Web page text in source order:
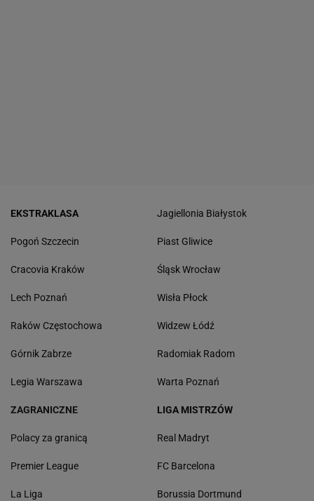
EKSTRAKLASA
Pogoń Szczecin
Cracovia Kraków
Lech Poznań
Raków Częstochowa
Górnik Zabrze
Legia Warszawa
Jagiellonia Białystok
Piast Gliwice
Śląsk Wrocław
Wisła Płock
Widzew Łódź
Radomiak Radom
Warta Poznań
ZAGRANICZNE
Polacy za granicą
Premier League
La Liga
LIGA MISTRZÓW
Real Madryt
FC Barcelona
Borussia Dortmund